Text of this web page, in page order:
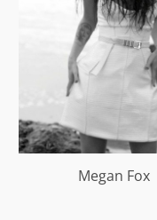
Megan Fox